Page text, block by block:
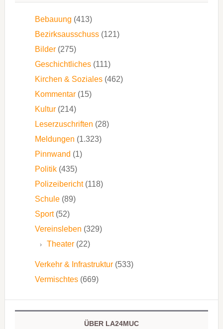
Bebauung (413)
Bezirksausschuss(121)
Bilder(275)
Geschichtliches(111)
Kirchen & Soziales(462)
Kommentar(15)
Kultur(214)
Leserzuschriften (28)
Meldungen (1.323)
Pinnwand (1)
Politik(435)
Polizeibericht(118)
Schule(89)
Sport(52)
Vereinsleben (329)
Theater(22)
Verkehr & Infrastruktur(533)
Vermischtes(669)
ÜBER LA24MUC